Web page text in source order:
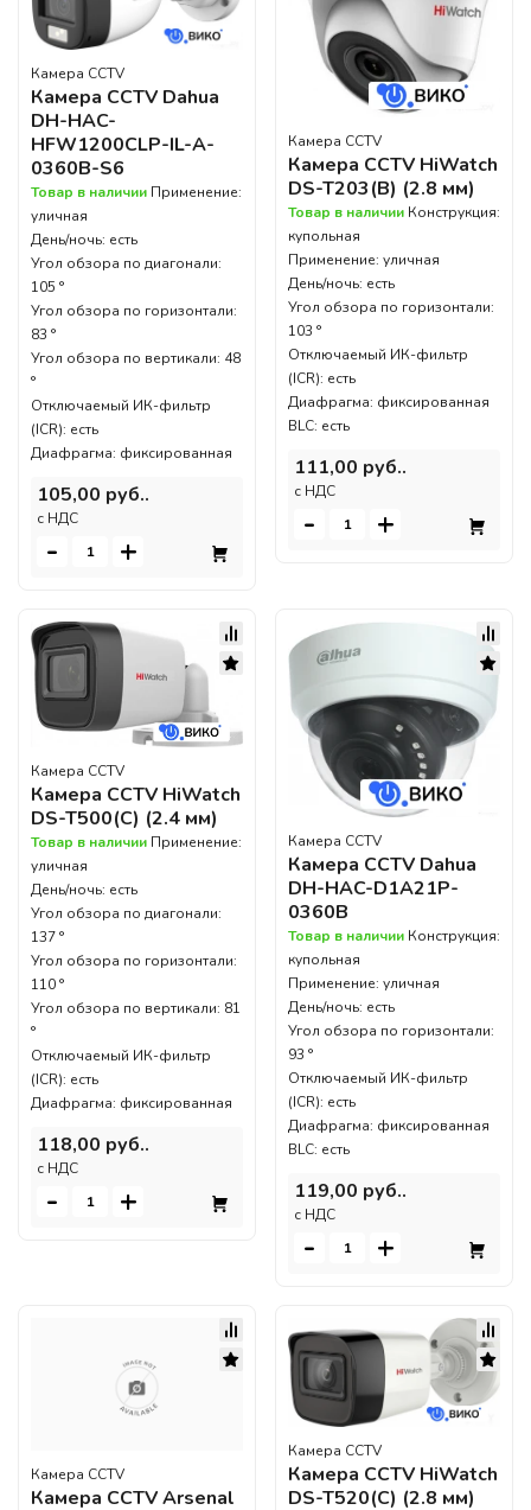
Камера CCTV
Камера CCTV Dahua
DH-HAC-
HFW1200CLP-IL-A-
0360B-S6
Товар в наличии Применение:
уличная
День/ночь: есть
Угол обзора по диагонали:
105 °
Угол обзора по горизонтали:
83 °
Угол обзора по вертикали: 48
°
Отключаемый ИК-фильтр
(ICR): есть
Диафрагма: фиксированная
105,00 руб..
c НДС
- +
Камера CCTV
Камера CCTV HiWatch
DS-T203(B) (2.8 мм)
Товар в наличии Конструкция:
купольная
Применение: уличная
День/ночь: есть
Угол обзора по горизонтали:
103 °
Отключаемый ИК-фильтр
(ICR): есть
Диафрагма: фиксированная
BLC: есть
111,00 руб..
c НДС
- +
Камера CCTV
Камера CCTV HiWatch
DS-T500(C) (2.4 мм)
Товар в наличии Применение:
уличная
День/ночь: есть
Угол обзора по диагонали:
137 °
Угол обзора по горизонтали:
110 °
Угол обзора по вертикали: 81
°
Отключаемый ИК-фильтр
(ICR): есть
Диафрагма: фиксированная
118,00 руб..
c НДС
- +
Камера CCTV
Камера CCTV Dahua
DH-HAC-D1A21P-
0360B
Товар в наличии Конструкция:
купольная
Применение: уличная
День/ночь: есть
Угол обзора по горизонтали:
93 °
Отключаемый ИК-фильтр
(ICR): есть
Диафрагма: фиксированная
BLC: есть
119,00 руб..
c НДС
- +
Камера CCTV
Камера CCTV Arsenal
Камера CCTV
Камера CCTV HiWatch
DS-T520(C) (2.8 мм)